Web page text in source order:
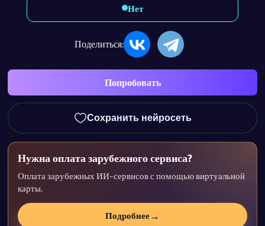
Нет
Поделиться:
Попробовать
Сохранить нейросеть
Нужна оплата зарубежного сервиса?
Оплата зарубежных ИИ-сервисов с помощью виртуальной
карты.
Подробнее→